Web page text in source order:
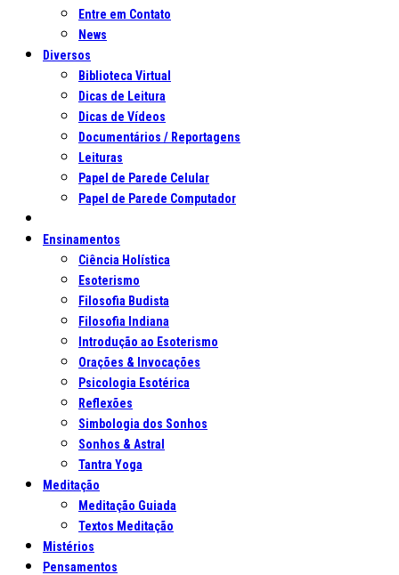
Entre em Contato
News
Diversos
Biblioteca Virtual
Dicas de Leitura
Dicas de Vídeos
Documentários / Reportagens
Leituras
Papel de Parede Celular
Papel de Parede Computador
Ensinamentos
Ciência Holística
Esoterismo
Filosofia Budista
Filosofia Indiana
Introdução ao Esoterismo
Orações & Invocações
Psicologia Esotérica
Reflexões
Simbologia dos Sonhos
Sonhos & Astral
Tantra Yoga
Meditação
Meditação Guiada
Textos Meditação
Mistérios
Pensamentos